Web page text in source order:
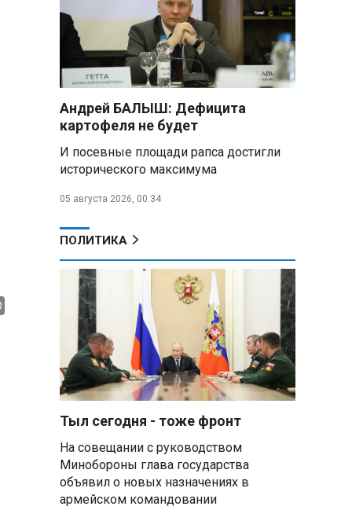
Премьер Литвы призвал не
пугать людей угрозой со
стороны РФ
подарили белорусский бинокль,
изготовленный по стандартам
В Белгородской области при
еще четыре человека
Александр Лукашенко о
работе Белкоопсоюза: «Если это
так, это жуть»
Минск возглавил рейтинг
самых популярных зарубежных
городов у российских туристов
Минобороны РФ: при
освобождении Анискино ВСУ
военных сдалась в плен
Александр Лукашенко:
Россияне «услышали батьку» и
скупают пустующие дома в
белорусских деревнях
Андрей БАЛЫШ: Дефицита
картофеля не будет
И посевные площади рапса достигли
исторического максимума
05 августа 2026, 00:34
ПОЛИТИКА
Тыл сегодня - тоже фронт
На совещании с руководством
Минобороны глава государства
объявил о новых назначениях в
армейском командовании